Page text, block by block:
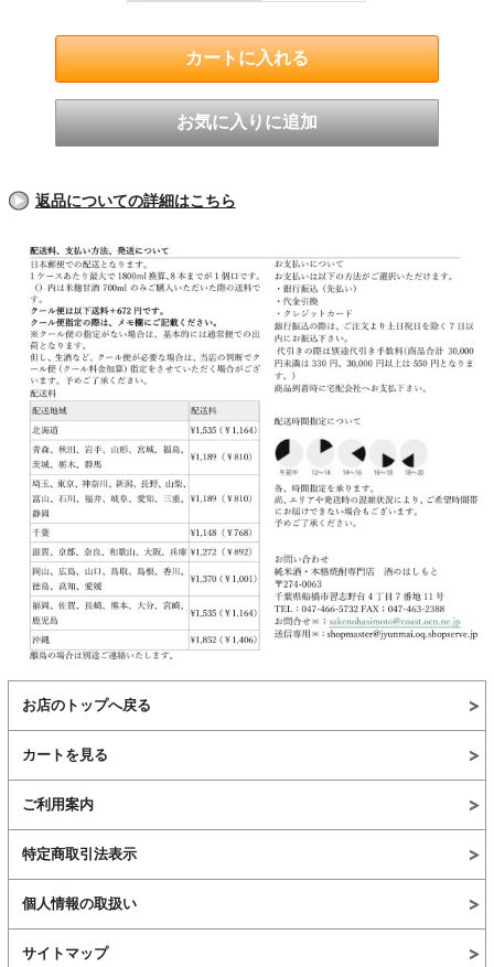
返品についての詳細はこちら
お店のトップへ戻る
カートを見る
ご利用案内
特定商取引法表示
個人情報の取扱い
サイトマップ